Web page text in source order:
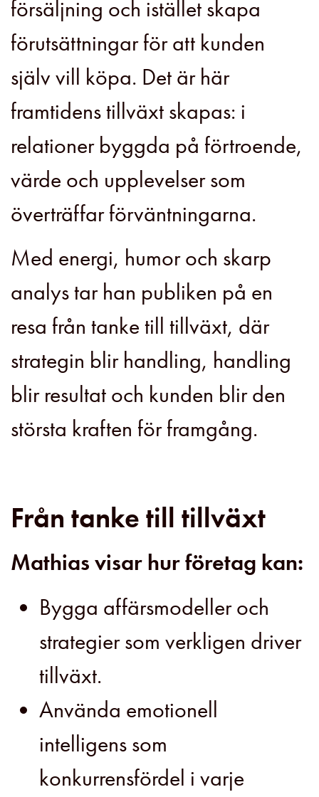
försäljning och istället skapa
förutsättningar för att kunden
själv vill köpa. Det är här
framtidens tillväxt skapas: i
relationer byggda på förtroende,
värde och upplevelser som
överträffar förväntningarna.
Med energi, humor och skarp
analys tar han publiken på en
resa från tanke till tillväxt, där
strategin blir handling, handling
blir resultat och kunden blir den
största kraften för framgång.
Från tanke till tillväxt
Mathias visar hur företag kan:
Bygga affärsmodeller och
strategier som verkligen driver
tillväxt.
Använda emotionell
intelligens som
konkurrensfördel i varje